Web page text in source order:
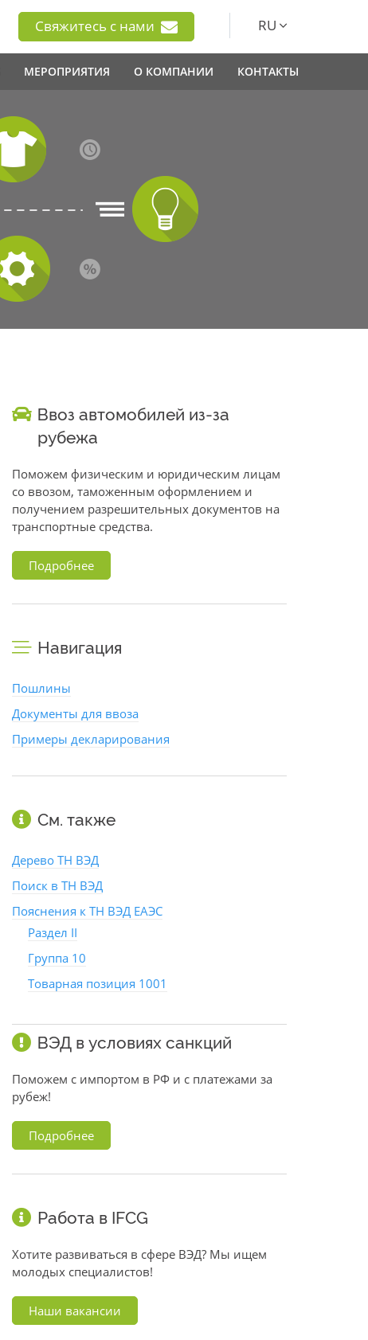
Свяжитесь с нами RU
МЕРОПРИЯТИЯ О КОМПАНИИ КОНТАКТЫ
Ввоз автомобилей из-за
рубежа
Поможем физическим и юридическим лицам
со ввозом, таможенным оформлением и
получением разрешительных документов на
транспортные средства.
Подробнее
Навигация
Пошлины
Документы для ввоза
Примеры декларирования
См. также
Дерево ТН ВЭД
Поиск в ТН ВЭД
Пояснения к ТН ВЭД ЕАЭС
Раздел II
Группа 10
Товарная позиция 1001
ВЭД в условиях санкций
Поможем с импортом в РФ и с платежами за
рубеж!
Подробнее
Работа в IFCG
Хотите развиваться в сфере ВЭД? Мы ищем
молодых специалистов!
Наши вакансии